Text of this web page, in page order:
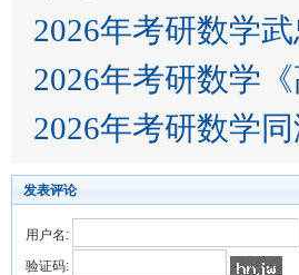
2026年考研数学
2026年考研数学
2026年考研数学
发表评论
用户名:
验证码: